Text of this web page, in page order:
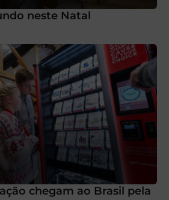
neste Natal
chegam ao Brasil pela